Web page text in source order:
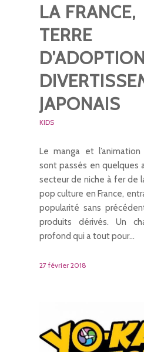
LA FRANCE,
TERRE
JAPONAIS
KIDS
Le manga et l’animation
sont passés en quelques
secteur de niche à fer de
pop culture en France,
popularité sans
produits dérivés. Un
profond qui a tout pour…
27 février 2018